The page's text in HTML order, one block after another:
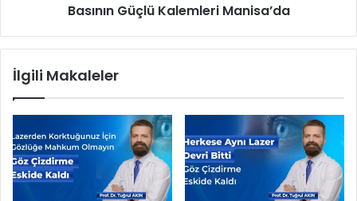
o
r
t
’
l
e
r
Basının Güçlü Kalemleri Manisa’da
İlgili Makaleler